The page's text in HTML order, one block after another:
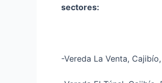
sectores:
-Vereda La Venta, Cajibío,